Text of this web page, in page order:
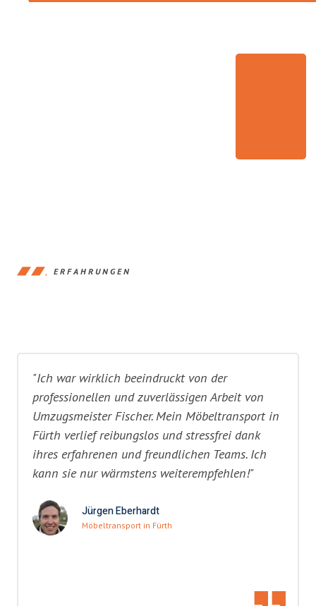
ERFAHRUNGEN
"Ich war wirklich beeindruckt von der
professionellen und zuverlässigen Arbeit von
Umzugsmeister Fischer. Mein Möbeltransport in
Fürth verlief reibungslos und stressfrei dank
ihres erfahrenen und freundlichen Teams. Ich
kann sie nur wärmstens weiterempfehlen!"
Jürgen Eberhardt
Möbeltransport in Fürth